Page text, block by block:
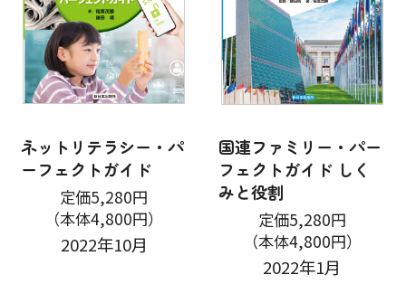
ネットリテラシー・パ
ーフェクトガイド
定価5,280円
（本体4,800円）
2022年10月
国連ファミリー・パー
フェクトガイド しく
みと役割
定価5,280円
（本体4,800円）
2022年1月